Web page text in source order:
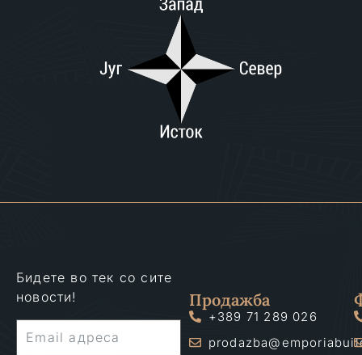
Бидете во тек со сите
новости!
Продажба
+389 71 289 026